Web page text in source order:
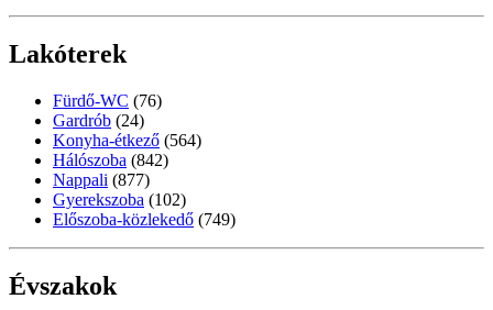
Lakóterek
Fürdő-WC (76)
Gardrób (24)
Konyha-étkező (564)
Hálószoba (842)
Nappali (877)
Gyerekszoba (102)
Előszoba-közlekedő (749)
Évszakok